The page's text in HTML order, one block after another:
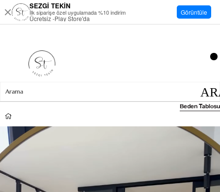
Beden Tablosu
SEZGİ TEKİN
İlk siparişe özel uygulamada %10 indirim
Ücretsiz -Play Store'da
Görüntüle